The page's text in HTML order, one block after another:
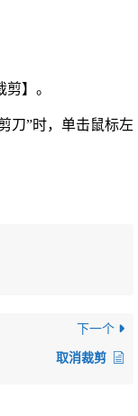
】。
刀”时，单击鼠标左
下一个
取消裁剪